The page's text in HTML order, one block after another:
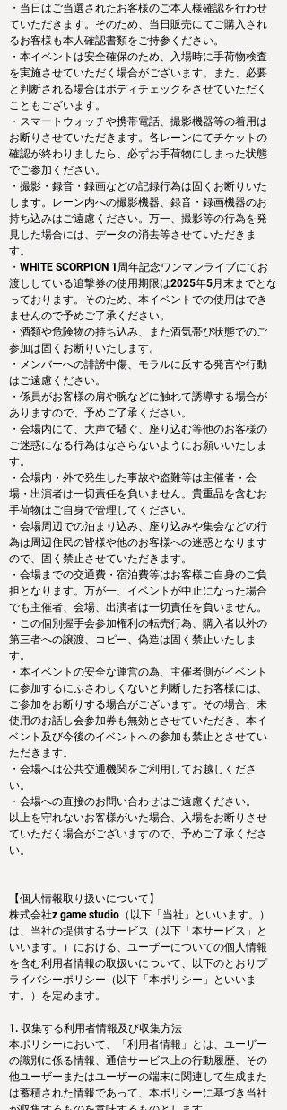
・当日はご当選されたお客様のご本人様確認を行わせ
ていただきます。そのため、当日販売にてご購入され
るお客様も本人確認書類をご持参ください。
・本イベントは安全確保のため、入場時に手荷物検査
を実施させていただく場合がございます。また、必要
と判断される場合はボディチェックをさせていただく
こともございます。
・スマートウォッチや携帯電話、撮影機器等の着用は
お断りさせていただきます。各レーンにてチケットの
確認が終わりましたら、必ずお手荷物にしまった状態
でご参加ください。
・撮影・録音・録画などの記録行為は固くお断りいた
します。レーン内への撮影機器、録音・録画機器のお
持ち込みはご遠慮ください。万一、撮影等の行為を発
見した場合には、データの消去等させていただきま
す。
・WHITE SCORPION 1周年記念ワンマンライブにてお
渡ししている追撃券の使用期限は2025年5月末までとな
っております。そのため、本イベントでの使用はでき
ませんので予めご了承ください。
・酒類や危険物の持ち込み、また酒気帯び状態でのご
参加は固くお断りいたします。
・メンバーへの誹謗中傷、モラルに反する発言や行動
はご遠慮ください。
・係員がお客様の肩や腕などに触れて誘導する場合が
ありますので、予めご了承ください。
・会場内にて、大声で騒ぐ、座り込む等他のお客様の
ご迷惑になる行為はなさらないようにお願いいたしま
す。
・会場内・外で発生した事故や盗難等は主催者・会
場・出演者は一切責任を負いません。貴重品を含むお
手荷物はご自身で管理してください。
・会場周辺での泊まり込み、座り込みや集会などの行
為は周辺住民の皆様や他のお客様への迷惑となります
ので、固く禁止させていただきます。
・会場までの交通費・宿泊費等はお客様ご自身のご負
担となります。万が一、イベントが中止になった場合
でも主催者、会場、出演者は一切責任を負いません。
・この個別握手会参加権利の転売行為、購入者以外の
第三者への譲渡、コピー、偽造は固く禁止いたしま
す。
・本イベントの安全な運営の為、主催者側がイベント
に参加するにふさわしくないと判断したお客様には、
ご参加をお断りする場合がございます。その場合、未
使用のお話し会参加券も無効とさせていただき、本イ
ベント及び今後のイベントへの参加も禁止とさせてい
ただきます。
・会場へは公共交通機関をご利用してお越しくださ
い。
・会場への直接のお問い合わせはご遠慮ください。
以上を守れないお客様がいた場合、入場をお断りさせ
ていただく場合がございますので、予めご了承くださ
い。
【個人情報取り扱いについて】
株式会社z game studio（以下「当社」といいます。）
は、当社の提供するサービス（以下「本サービス」と
いいます。）における、ユーザーについての個人情報
を含む利用者情報の取扱いについて、以下のとおりプ
ライバシーポリシー（以下「本ポリシー」といいま
す。）を定めます。
1. 収集する利用者情報及び収集方法
本ポリシーにおいて、「利用者情報」とは、ユーザー
の識別に係る情報、通信サービス上の行動履歴、その
他ユーザーまたはユーザーの端末に関連して生成また
は蓄積された情報であって、本ポリシーに基づき当社